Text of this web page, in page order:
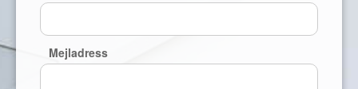
Mejladress